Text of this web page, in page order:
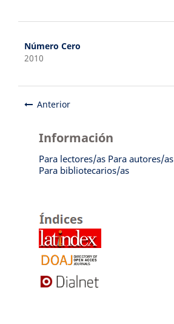
Número Cero
2010
Anterior
Información
Para lectores/as Para autores/as
Para bibliotecarios/as